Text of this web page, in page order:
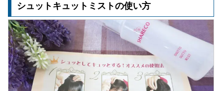
シュットキュットミストの使い方